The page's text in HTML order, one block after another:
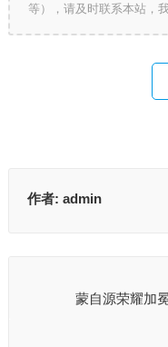
等），请及时联系本站，
作者: admin
蒙自源荣耀加